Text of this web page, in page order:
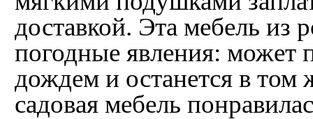
доставкой. Эта мебель из
погодные явления: может
дождем и останется в
садовая мебель